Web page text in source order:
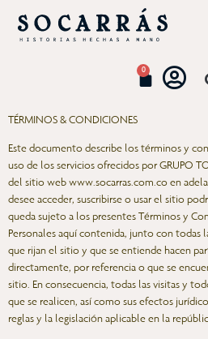
0
TÉRMINOS & CONDICIONES
Este documento describe los términos y
uso de los servicios ofrecidos por GRUPO
del sitio web www.socarras.com.co en
desee acceder, suscribirse o usar el sitio
queda sujeto a los presentes Términos y
Personales aquí contenida, junto con todas
que rijan el sitio y que se entiende hacen
directamente, por referencia o que se
sitio. En consecuencia, todas las visitas y
que se realicen, así como sus efectos
reglas y la legislación aplicable en la